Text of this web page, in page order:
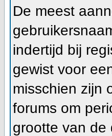
De meest
indertijd bij
gewist voor
misschien zijn
forums om
grootte van de